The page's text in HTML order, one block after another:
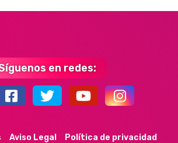
en redes:
44k 9k 35k 352
Aviso Legal
Política de privacidad